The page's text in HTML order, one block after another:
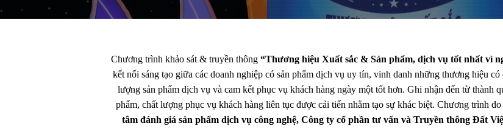
Chương trình khảo sát & truyền thông“Thương hiệu Xuất sắc & Sản phẩm, dịch vụ tốt nhất vì
kết nối sáng tạo giữa các doanh nghiệp có sản phẩm dịch vụ uy tín, vinh danh những thương hiệu
lượng sản phẩm dịch vụ và cam kết phục vụ khách hàng ngày một tốt hơn. Ghi nhận đến từ thành
phẩm, chất lượng phục vụ khách hàng liên tục được cải tiến nhằm tạo sự khác biệt. Chương trình
tâm đánh giá sản phẩm dịch vụ công nghệ, Công ty cổ phần tư vấn và Truyền thông Đất